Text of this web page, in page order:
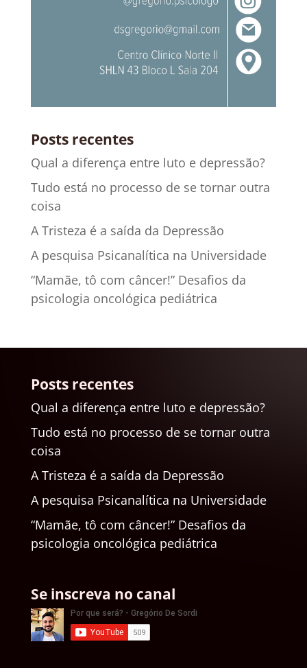
Posts recentes
Qual a diferença entre luto e depressão?
Tudo está no processo de se tornar outra
coisa
A Tristeza é a saída da Depressão
A pesquisa Psicanalítica na Universidade
“Mamãe, tô com câncer!” Desafios da
psicologia oncológica pediátrica
Posts recentes
Qual a diferença entre luto e depressão?
Tudo está no processo de se tornar outra
coisa
A Tristeza é a saída da Depressão
A pesquisa Psicanalítica na Universidade
“Mamãe, tô com câncer!” Desafios da
psicologia oncológica pediátrica
Se inscreva no canal